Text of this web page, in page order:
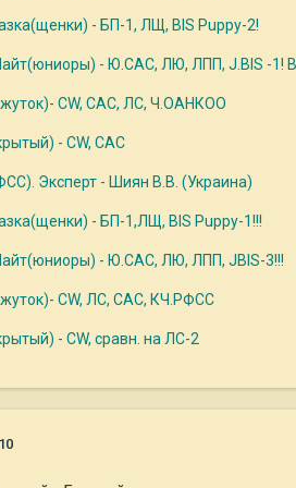
- БП-1, ЛЩ, BIS Puppy-2!
- Ю.САС, ЛЮ, ЛПП, J.BIS -1!
CW, САС, ЛС, Ч.ОАНКОО
- CW, САС
Эксперт - Шиян В.В. (Украина)
- БП-1,ЛЩ, BIS Puppy-1!!!
- Ю.САС, ЛЮ, ЛПП, JBIS-3!!!
CW, ЛС, САС, КЧ.РФСС
- CW, сравн. на ЛС-2